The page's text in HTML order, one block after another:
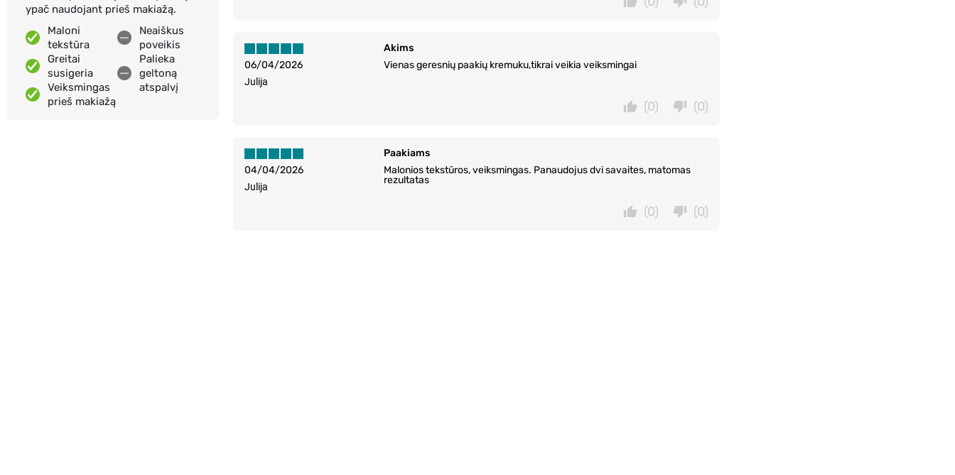
ypač naudojant prieš makiažą.
Maloni
tekstūra
Greitai
susigeria
Veiksmingas
prieš makiažą
Neaiškus
poveikis
Palieka
geltoną
atspalvį
06/04/2026
Akims
Vienas geresnių paakių kremuku,tikrai veikia veiksmingai
Julija
(0)
(0)
04/04/2026
Paakiams
Malonios tekstūros, veiksmingas. Panaudojus dvi savaites, matomas
rezultatas
Julija
(0)
(0)